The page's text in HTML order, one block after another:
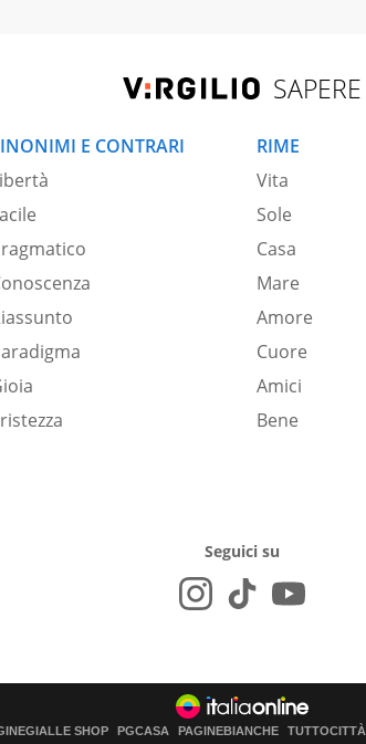
SAPERE
E CONTRARI
RIME
Vita
Sole
Casa
Mare
Amore
Cuore
Amici
Bene
Seguici su
SHOP PGCASA PAGINEBIANCHE TUTTOCITTÀ